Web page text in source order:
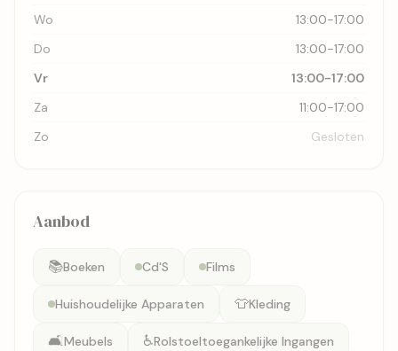
Wo
13:00-17:00
Do
13:00-17:00
Vr
13:00-17:00
Za
11:00-17:00
Zo
Gesloten
Aanbod
📚Boeken Cd'S Films
Huishoudelijke Apparaten 👕Kleding
🛋️Meubels ♿Rolstoeltoegankelijke Ingangen